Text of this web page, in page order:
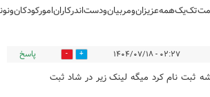
۰۲:۲۷ - ۱۴۰۴/۰۷/۱۸ 0 پاسخ
ثبت نام کرد میگه لینک زیر در شاد ثبت